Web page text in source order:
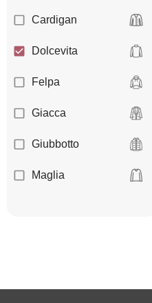
Cardigan
Dolcevita
Felpa
Giacca
Giubbotto
Maglia